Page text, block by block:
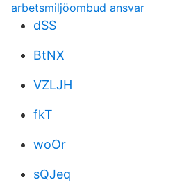
arbetsmiljöombud ansvar
dSS
BtNX
VZLJH
fkT
woOr
sQJeq